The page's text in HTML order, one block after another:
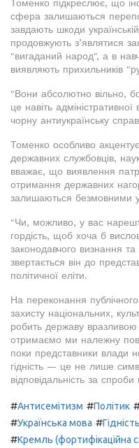
Томенко підкреслює, що
сфера залишаються
завдають шкоди
продовжують з’являтися
"вигаданий народ", а в
виявляють прихильників
"Вони абсолютно вільно,
це навіть
чорну антиукраїнську
Томенко особливо
державних службовців,
вважає, що виявлення
отримання державних
залишаються безмовними
"Чи, можливо, у вас
гордість, щоб хоча б
законодавчого визнання
звертається він до
політичної еліти.
На переконання публічного
захисту національних,
робить державу
отримаємо ми належну
поки представники влади
гідність — це не лише
відповідальність за
#Антисемітизм #Політик
#Українська мова #Гідність
#Кремль (фортифікаційна